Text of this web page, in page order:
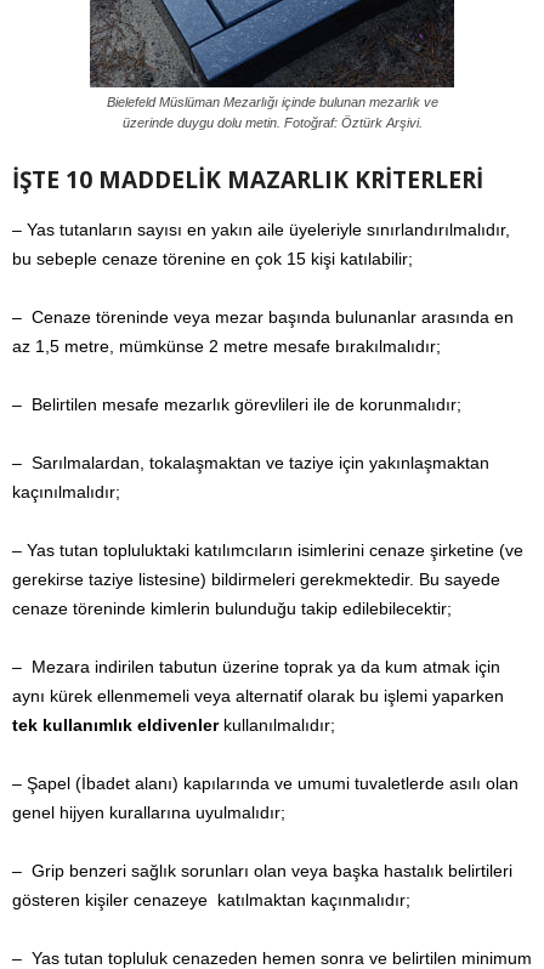
Bielefeld Müslüman Mezarlığı içinde bulunan mezarlık ve
üzerinde duygu dolu metin. Fotoğraf: Öztürk Arşivi.
İŞTE 10 MADDELİK MAZARLIK KRİTERLERİ
– Yas tutanların sayısı en yakın aile üyeleriyle sınırlandırılmalıdır,
bu sebeple cenaze törenine en çok 15 kişi katılabilir;
– Cenaze töreninde veya mezar başında bulunanlar arasında en
az 1,5 metre, mümkünse 2 metre mesafe bırakılmalıdır;
– Belirtilen mesafe mezarlık görevlileri ile de korunmalıdır;
– Sarılmalardan, tokalaşmaktan ve taziye için yakınlaşmaktan
kaçınılmalıdır;
– Yas tutan topluluktaki katılımcıların isimlerini cenaze şirketine (ve
gerekirse taziye listesine) bildirmeleri gerekmektedir. Bu sayede
cenaze töreninde kimlerin bulunduğu takip edilebilecektir;
– Mezara indirilen tabutun üzerine toprak ya da kum atmak için
aynı kürek ellenmemeli veya alternatif olarak bu işlemi yaparken
tek kullanımlık eldivenlerkullanılmalıdır;
– Şapel (İbadet alanı) kapılarında ve umumi tuvaletlerde asılı olan
genel hijyen kurallarına uyulmalıdır;
– Grip benzeri sağlık sorunları olan veya başka hastalık belirtileri
gösteren kişiler cenazeye katılmaktan kaçınmalıdır;
– Yas tutan topluluk cenazeden hemen sonra ve belirtilen minimum